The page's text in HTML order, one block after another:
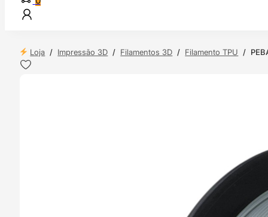
Loja / Impressão 3D / Filamentos 3D / Filamento TPU /